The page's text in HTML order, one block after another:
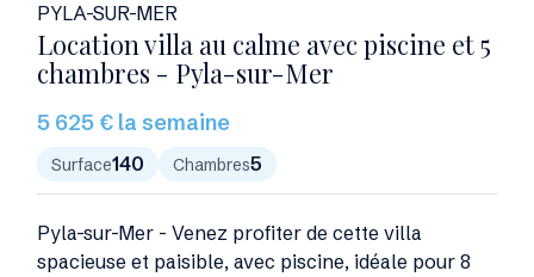
PYLA-SUR-MER
Location villa au calme avec piscine et 5
chambres - Pyla-sur-Mer
5 625 € la semaine
Surface140 Chambres5
Pyla-sur-Mer - Venez profiter de cette villa
spacieuse et paisible, avec piscine, idéale pour 8